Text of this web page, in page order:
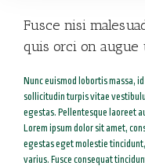
Fusce nisi
quis orci on augue
Nunc euismod lobortis massa,
sollicitudin turpis vitae
egestas. Pellentesque laoreet
Lorem ipsum dolor sit amet,
egestas eget molestie
varius. Fusce consequat